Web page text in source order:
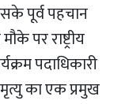
पूर्व पहचान
पर राष्ट्रीय
पदाधिकारी
का एक प्रमुख